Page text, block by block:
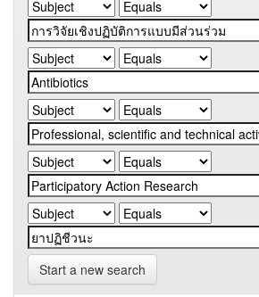
Start a new search